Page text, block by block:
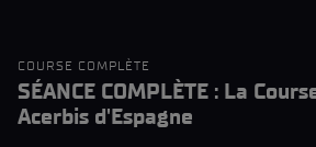
COURSE COMPLÈTE
SÉANCE COMPLÈTE : La
Acerbis d'Espagne